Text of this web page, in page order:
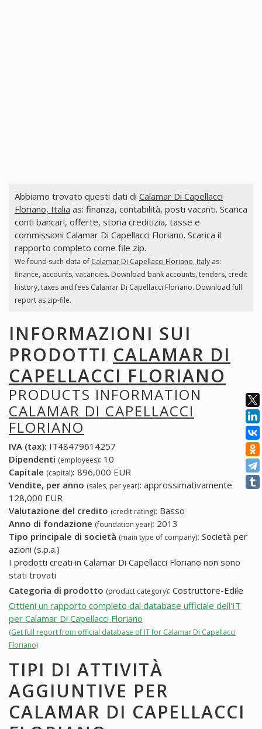
Abbiamo trovato questi dati di Calamar Di Capellacci
Floriano, Italia as: finanza, contabilità, posti vacanti. Scarica
conti bancari, offerte, storia creditizia, tasse e
commissioni Calamar Di Capellacci Floriano. Scarica il
rapporto completo come file zip.
We found such data of Calamar Di Capellacci Floriano, Italyas:
finance, accounts, vacancies. Download bank accounts, tenders, credit
history, taxes and fees Calamar Di Capellacci Floriano. Download full
report as zip-file.
INFORMAZIONI SUI
PRODOTTI CALAMAR DI
CAPELLACCI FLORIANO
PRODUCTS INFORMATION
CALAMAR DI CAPELLACCI
FLORIANO
IVA (tax): IT48479614257
Dipendenti (employees): 10
Capitale (capital): 896,000 EUR
Vendite, per anno (sales, per year): approssimativamente
128,000 EUR
Valutazione del credito (credit rating): Basso
Anno di fondazione (foundation year): 2013
Tipo principale di società (main type of company): Società per
azioni (s.p.a.)
I prodotti creati in Calamar Di Capellacci Floriano non sono
stati trovati
Categoria di prodotto (product category): Costruttore-Edile
Ottieni un rapporto completo dal database ufficiale dell'IT
per Calamar Di Capellacci Floriano
(Get full report from official database of IT for Calamar Di Capellacci
Floriano)
TIPI DI ATTIVITÀ
AGGIUNTIVE PER
CALAMAR DI CAPELLACCI